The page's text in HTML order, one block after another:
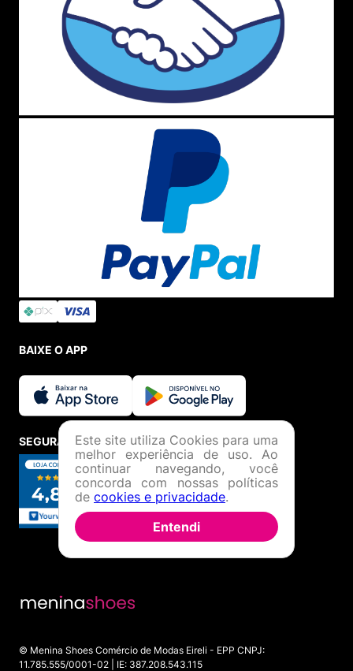
BAIXE O APP
SEGURANÇA E CREDIBILIDADE
© Menina Shoes Comércio de Modas Eireli - EPP CNPJ:
11.785.555/0001-02 | IE: 387.208.543.115
Este site utiliza Cookies para uma
melhor experiência de uso. Ao
continuar navegando, você
concorda com nossas políticas
de cookies e privacidade.
Entendi